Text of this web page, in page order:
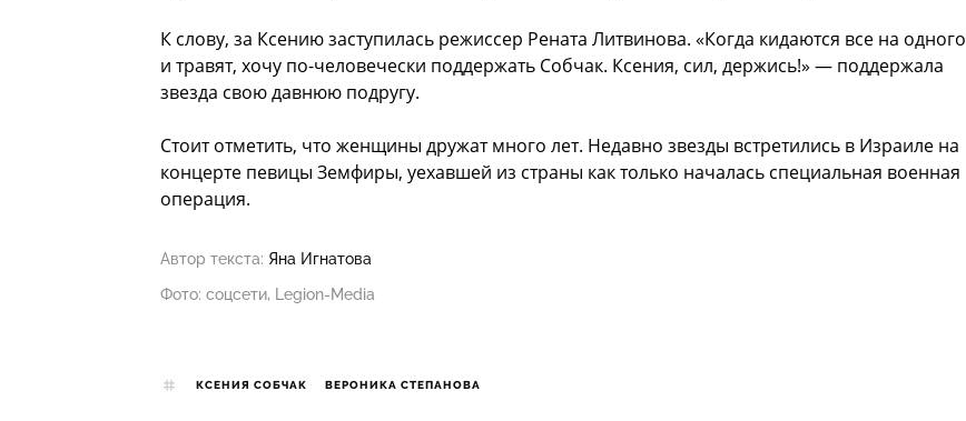
К слову, за Ксению заступилась режиссер Рената Литвинова. «Когда кидаются все на одного
и травят, хочу по-человечески поддержать Собчак. Ксения, сил, держись!» — поддержала
звезда свою давнюю подругу.
Стоит отметить, что женщины дружат много лет. Недавно звезды встретились в Израиле на
концерте певицы Земфиры, уехавшей из страны как только началась специальная военная
операция.
Автор текста: Яна Игнатова
Фото: соцсети, Legion-Media
КСЕНИЯ СОБЧАК ВЕРОНИКА СТЕПАНОВА